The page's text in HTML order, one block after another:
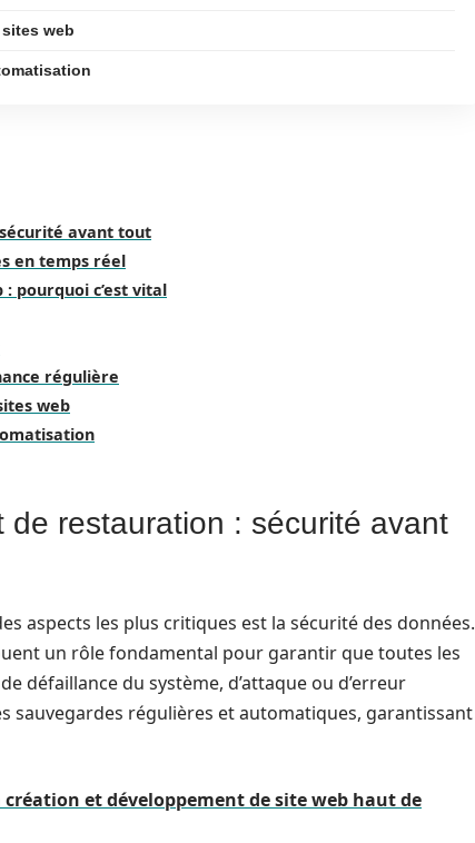
web
avant tout
en temps réel
pourquoi c’est vital
régulière
web
restauration : sécurité avant
aspects les plus critiques est la sécurité des données.
un rôle fondamental pour garantir que toutes les
défaillance du système, d’attaque ou d’erreur
sauvegardes régulières et automatiques, garantissant
création et développement de site web haut de